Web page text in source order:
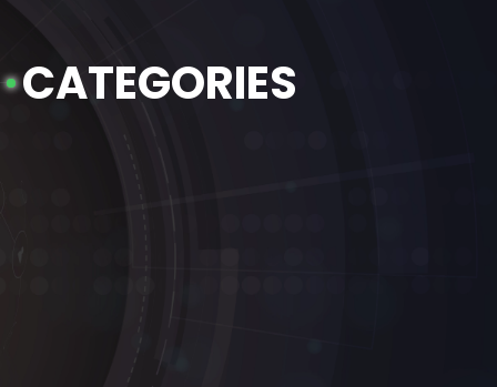
開発カテゴリ
CATEGORIES
ぞれ多岐にわたる実績があります。